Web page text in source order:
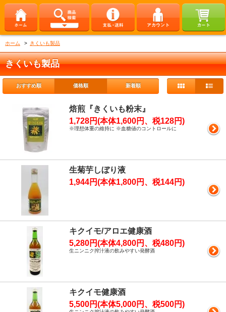
ホーム > きくいも製品
きくいも製品
おすすめ順 価格順 新着順
焙煎『きくいも粉末』
1,728円(本体1,600円、税128円)
※理想体重の維持に ※血糖値のコントロールに
生菊芋しぼり液
1,944円(本体1,800円、税144円)
キクイモ/アロエ健康酒
5,280円(本体4,800円、税480円)
生ニンニク搾汁液の飲みやすい発酵酒
キクイモ健康酒
5,500円(本体5,000円、税500円)